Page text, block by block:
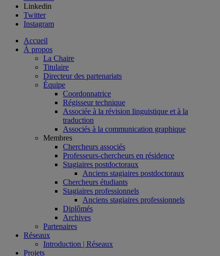
Linkedin
Twitter
Instagram
Accueil
À propos
La Chaire
Titulaire
Directeur des partenariats
Équipe
Coordonnatrice
Régisseur technique
Associée à la révision linguistique et à la
traduction
Associés à la communication graphique
Membres
Chercheurs associés
Professeurs-chercheurs en résidence
Stagiaires postdoctoraux
Anciens stagiaires postdoctoraux
Chercheurs étudiants
Stagiaires professionnels
Anciens stagiaires professionnels
Diplômés
Archives
Partenaires
Réseaux
Introduction | Réseaux
Projets